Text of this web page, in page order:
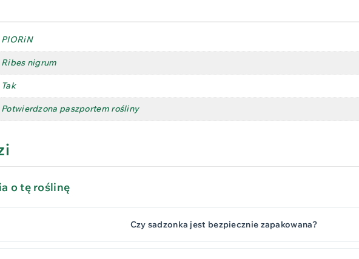
PIORiN
Ribes nigrum
Tak
Potwierdzona paszportem rośliny
o tę roślinę
Czy sadzonka jest bezpiecznie zapakowana?